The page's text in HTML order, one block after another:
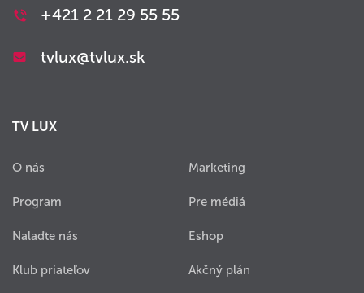
+421 2 21 29 55 55
tvlux@tvlux.sk
TV LUX
O nás
Program
Nalaďte nás
Klub priateľov
Marketing
Pre médiá
Eshop
Akčný plán